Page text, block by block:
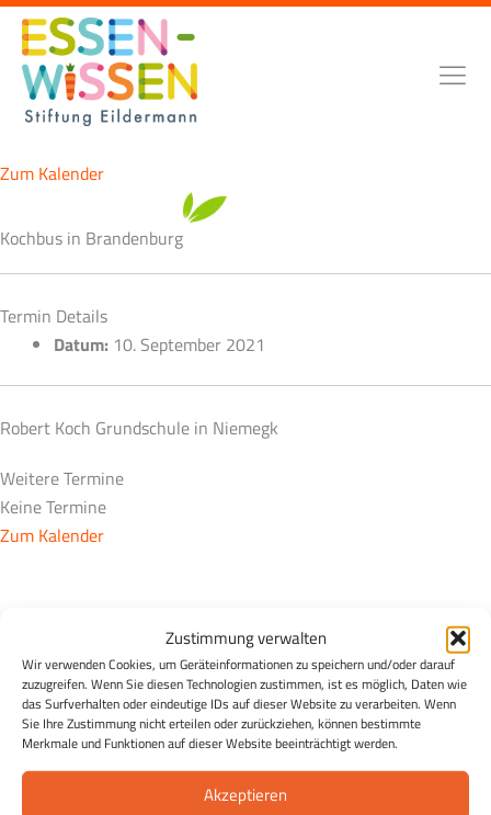
Zustimmung verwalten
Wir verwenden Cookies, um Geräteinformationen zu speichern und/oder darauf
zuzugreifen. Wenn Sie diesen Technologien zustimmen, ist es möglich, Daten wie
das Surfverhalten oder eindeutige IDs auf dieser Website zu verarbeiten. Wenn
Sie Ihre Zustimmung nicht erteilen oder zurückziehen, können bestimmte
Merkmale und Funktionen auf dieser Website beeinträchtigt werden.
Akzeptieren
Zum
Inhalt
springen
Zum Kalender
Kochbus in Brandenburg
Termin Details
Datum: 10. September 2021
Robert Koch Grundschule in Niemegk
Weitere Termine
Keine Termine
Zum Kalender
Der Essen & Wissen Newsletter
Essen & Wissen in Ihrem Postfach:Entdecken Sie die
Möglichkeiten einer gesunden Ernährung und erhalten Sie
in regelmäßigen Abständen Tipps zu einer gesunden
Ernährung, Rezepte sowie Infos zu Veranstaltungen und
Projekten der ESSEN WISSEN Stiftung Eildermann.
Kostenlos und unverbindlich und jederzeit abmeldbar.